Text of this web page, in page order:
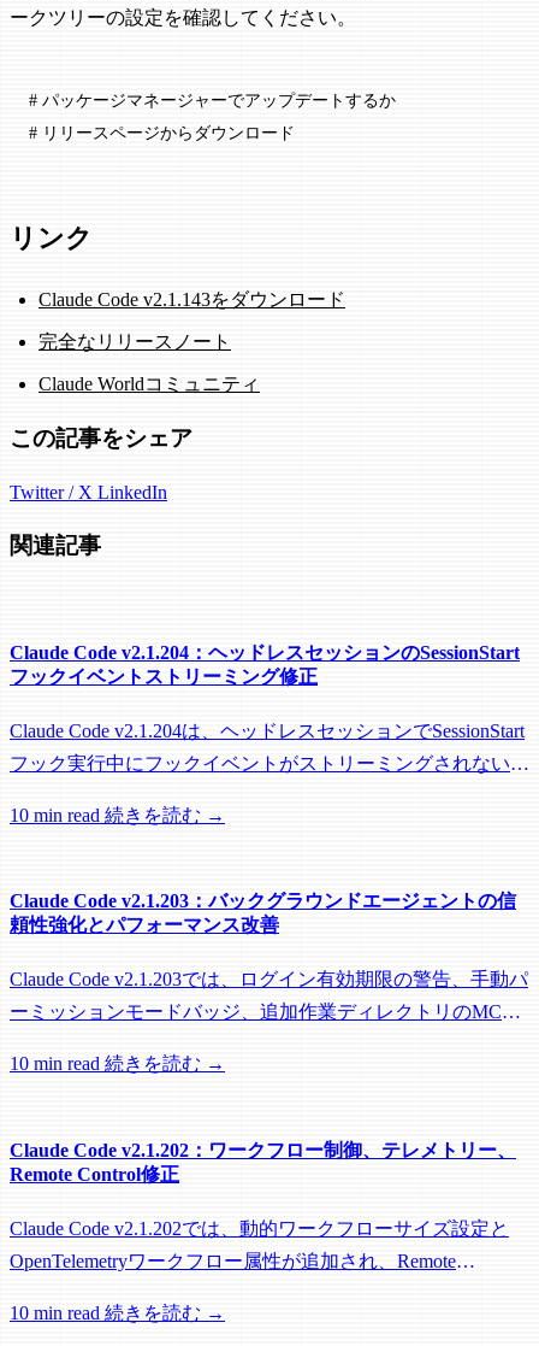
ークツリーの設定を確認してください。
# パッケージマネージャーでアップデートするか
# リリースページからダウンロード
リンク
Claude Code v2.1.143をダウンロード
完全なリリースノート
Claude Worldコミュニティ
この記事をシェア
Twitter / X LinkedIn
関連記事
Claude Code v2.1.204：ヘッドレスセッションのSessionStart
フックイベントストリーミング修正
Claude Code v2.1.204は、ヘッドレスセッションでSessionStart
フック実行中にフックイベントがストリーミングされない問
収されるのを防ぐメンテナンスリリースです。
10 min read 続きを読む →
Claude Code v2.1.203：バックグラウンドエージェントの信
頼性強化とパフォーマンス改善
Claude Code v2.1.203では、ログイン有効期限の警告、手動パ
ーミッションモードバッジ、追加作業ディレクトリのMCP
パフォーマンスに関する多数の修正が含まれています。
10 min read 続きを読む →
Claude Code v2.1.202：ワークフロー制御、テレメトリー、
Remote Control修正
Claude Code v2.1.202では、動的ワークフローサイズ設定と
OpenTelemetryワークフロー属性が追加され、Remote
の修正が含まれています。
10 min read 続きを読む →